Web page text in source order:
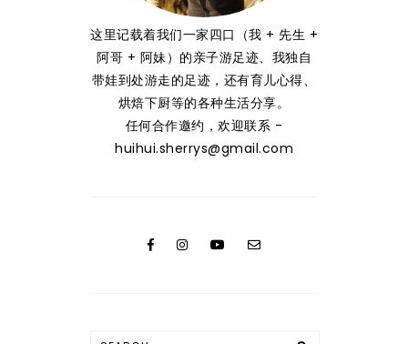
这里记载着我们一家四口（我 + 先生 +
阿哥 + 阿妹）的亲子游足迹、我独自
带娃到处游走的足迹，还有育儿心得、
烘焙下厨等的各种生活分享。
任何合作邀约，欢迎联系 -
huihui.sherrys@gmail.com